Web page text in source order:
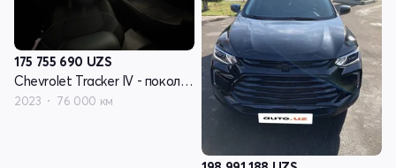
175 755 690 UZS
Chevrolet Tracker IV - поколение
2023 76 000 км